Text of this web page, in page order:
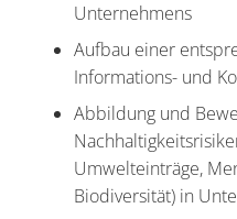
Unternehmens
Aufbau einer
Informations- und
Abbildung und
Umwelteinträge,
Biodiversität) in